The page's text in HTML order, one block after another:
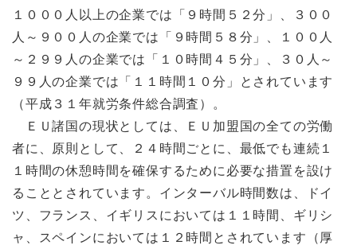
１０００人以上の企業では「９時間５２分」、３００
人～９００人の企業では「９時間５８分」、１００人
～２９９人の企業では「１０時間４５分」、３０人～
９９人の企業では「１１時間１０分」とされています
（平成３１年就労条件総合調査）。
ＥＵ諸国の現状としては、ＥＵ加盟国の全ての労働
者に、原則として、２４時間ごとに、最低でも連続１
１時間の休憩時間を確保するために必要な措置を設け
ることとされています。インターバル時間数は、ドイ
ツ、フランス、イギリスにおいては１１時間、ギリシ
ャ、スペインにおいては１２時間とされています（厚